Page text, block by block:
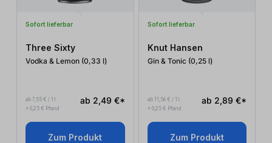
Sofort lieferbar
Three Sixty
Vodka & Lemon (0,33 l)
ab 7,55 € / 1 l
+ 0,25 € Pfand
ab 2,49 €*
Zum Produkt
Sofort lieferbar
Knut Hansen
Gin & Tonic (0,25 l)
ab 11,56 € / 1 l
+ 0,25 € Pfand
ab 2,89 €*
Zum Produkt